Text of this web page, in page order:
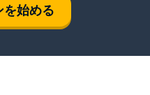
を始める